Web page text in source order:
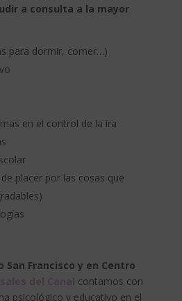
a consulta a la mayor
para dormir, comer…)
en el control de la ira
placer por las cosas que
San Francisco y en Centro
contamos con
psicológico y educativo en el